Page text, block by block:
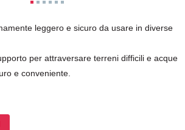
leggero e sicuro da usare in diverse
per attraversare terreni difficili e acque
e conveniente.